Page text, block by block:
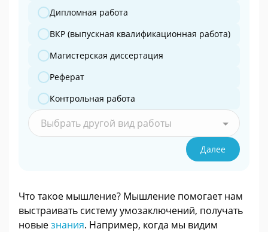
Дипломная работа
ВКР (выпускная квалификационная работа)
Магистерская диссертация
Реферат
Контрольная работа
Выбрать другой вид работы
Далее
Что такое мышление? Мышление помогает нам
выстраивать систему умозаключений, получать
новыезнания. Например, когда мы видим